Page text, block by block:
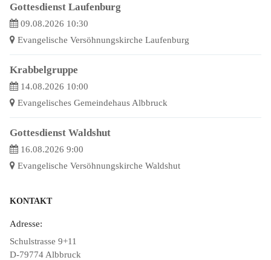
Gottesdienst Laufenburg
09.08.2026 10:30
Evangelische Versöhnungskirche Laufenburg
Krabbelgruppe
14.08.2026 10:00
Evangelisches Gemeindehaus Albbruck
Gottesdienst Waldshut
16.08.2026 9:00
Evangelische Versöhnungskirche Waldshut
KONTAKT
Adresse:
Schulstrasse 9+11
D-79774 Albbruck